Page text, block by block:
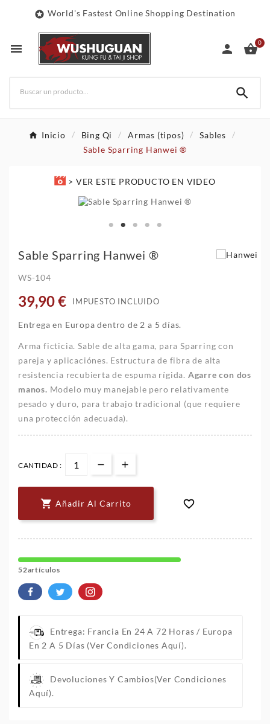
 World's Fastest Online Shopping Destination
  0

Inicio Bing Qi Armas (tipos)
Sables
Sable Sparring Hanwei ®
> VER ESTE PRODUCTO EN VIDEO
Sable Sparring Hanwei ®
WS-104
39,90 € IMPUESTO INCLUIDO
Entrega en Europa dentro de 2 a 5 días.
Arma ficticia. Sable de alta gama, para Sparring con
pareja y aplicaciónes. Estructura de fibra de alta
resistencia recubierta de espuma rígida. Agarre con dos
manos. Modelo muy manejable pero relativamente
pesado y duro, para trabajo tradicional ​​(que requiere
una protección adecuada).
CANTIDAD :
 Añadir Al Carrito 
52artículos
Entrega: Francia En 24 A 72 Horas / Europa
En 2 A 5 Días (Ver Condiciones Aquí).
Devoluciones Y Cambios(Ver Condiciones
Aquí).